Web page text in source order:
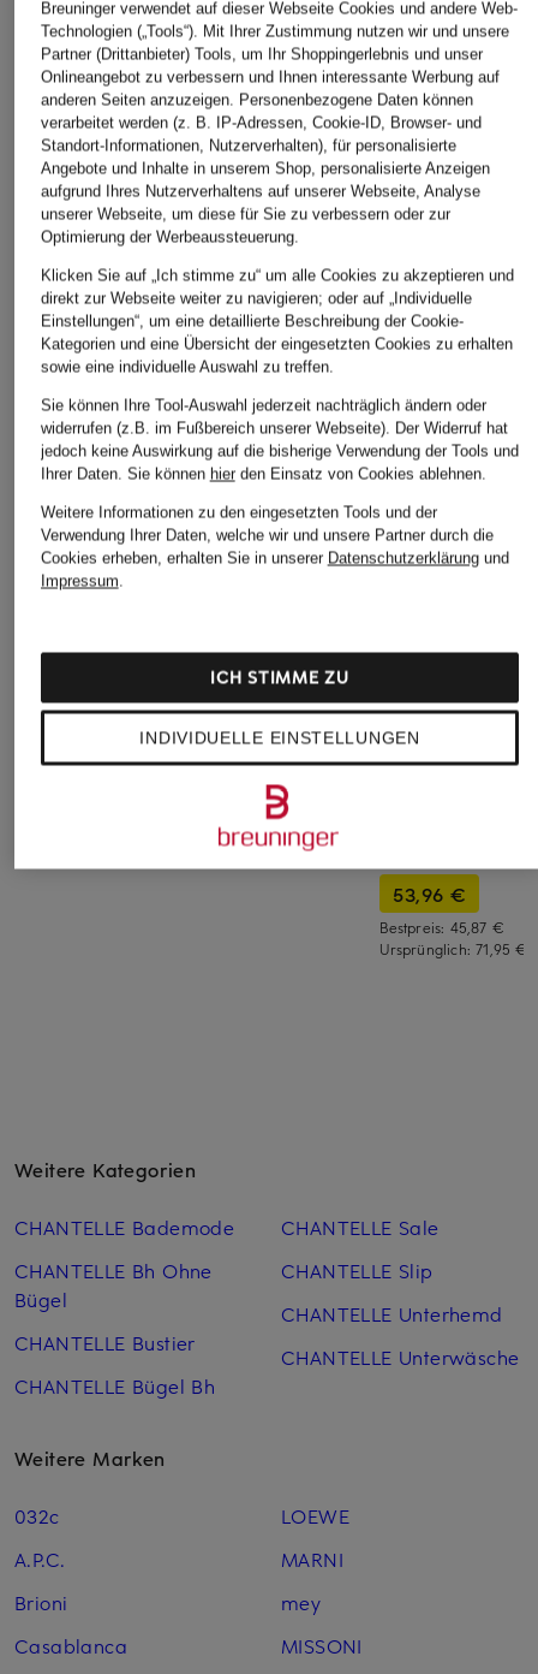
CALIDA
Triangel-BH SENSUAL
SECRETS
CHANTELLE
Schalen-BH PURE
+Aktionsrabatt
verstellbare Träger,
Elisabeth
BH große Cups
53,96 €
Bestpreis: 45,87 €
Ursprünglich:71,95 €
Weitere Kategorien
CHANTELLE Bademode
CHANTELLE Bh Ohne
Bügel
CHANTELLE Bustier
CHANTELLE Bügel Bh
CHANTELLE Sale
CHANTELLE Slip
CHANTELLE Unterhemd
CHANTELLE Unterwäsche
Weitere Marken
032c
A.P.C.
Brioni
Casablanca
LOEWE
MARNI
mey
MISSONI
Breuninger verwendet auf dieser Webseite Cookies und andere Web-
Technologien („Tools“). Mit Ihrer Zustimmung nutzen wir und unsere
Partner (Drittanbieter) Tools, um Ihr Shoppingerlebnis und unser
Onlineangebot zu verbessern und Ihnen interessante Werbung auf
anderen Seiten anzuzeigen. Personenbezogene Daten können
verarbeitet werden (z. B. IP-Adressen, Cookie-ID, Browser- und
Standort-Informationen, Nutzerverhalten), für personalisierte
Angebote und Inhalte in unserem Shop, personalisierte Anzeigen
aufgrund Ihres Nutzerverhaltens auf unserer Webseite, Analyse
unserer Webseite, um diese für Sie zu verbessern oder zur
Optimierung der Werbeaussteuerung.
Klicken Sie auf „Ich stimme zu“ um alle Cookies zu akzeptieren und
direkt zur Webseite weiter zu navigieren; oder auf „Individuelle
Einstellungen“, um eine detaillierte Beschreibung der Cookie-
Kategorien und eine Übersicht der eingesetzten Cookies zu erhalten
sowie eine individuelle Auswahl zu treffen.
Sie können Ihre Tool-Auswahl jederzeit nachträglich ändern oder
widerrufen (z.B. im Fußbereich unserer Webseite). Der Widerruf hat
jedoch keine Auswirkung auf die bisherige Verwendung der Tools und
Ihrer Daten. Sie können hierden Einsatz von Cookies ablehnen.
Weitere Informationen zu den eingesetzten Tools und der
Verwendung Ihrer Daten, welche wir und unsere Partner durch die
Cookies erheben, erhalten Sie in unserer Datenschutzerklärungund
Impressum.
INDIVIDUELLE EINSTELLUNGEN
ICH STIMME ZU